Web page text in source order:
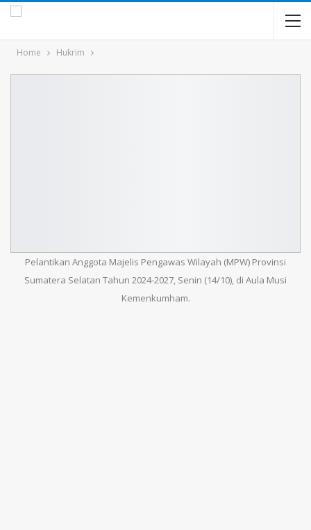
Home Hukrim
Pelantikan Anggota Majelis Pengawas Wilayah (MPW) Provinsi
Sumatera Selatan Tahun 2024-2027, Senin (14/10), di Aula Musi
Kemenkumham.